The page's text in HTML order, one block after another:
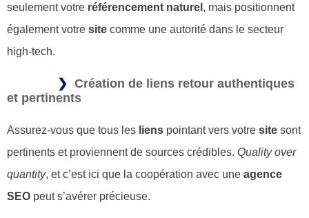
seulement votre référencement naturel , mais positionnent
également votre site comme une autorité dans le secteur
high-tech.
Création de liens retour authentiques
et pertinents
Assurez-vous que tous les liens pointant vers votre site sont
pertinents et proviennent de sources crédibles. Quality over
quantity, et c’est ici que la coopération avec une agence
SEO peut s’avérer précieuse.